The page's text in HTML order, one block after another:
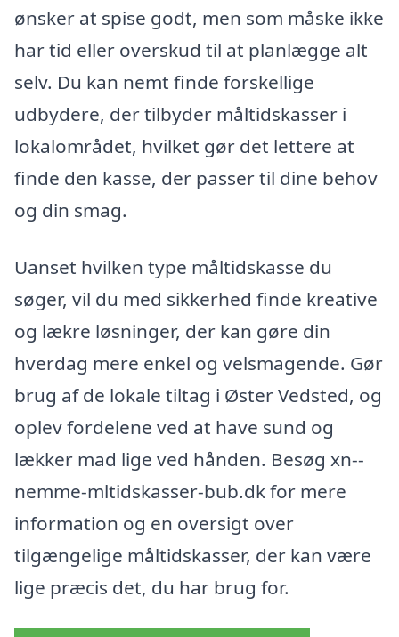
ønsker at spise godt, men som måske ikke
har tid eller overskud til at planlægge alt
selv. Du kan nemt finde forskellige
udbydere, der tilbyder måltidskasser i
lokalområdet, hvilket gør det lettere at
finde den kasse, der passer til dine behov
og din smag.
Uanset hvilken type måltidskasse du
søger, vil du med sikkerhed finde kreative
og lækre løsninger, der kan gøre din
hverdag mere enkel og velsmagende. Gør
brug af de lokale tiltag i Øster Vedsted, og
oplev fordelene ved at have sund og
lækker mad lige ved hånden. Besøg xn--
nemme-mltidskasser-bub.dk for mere
information og en oversigt over
tilgængelige måltidskasser, der kan være
lige præcis det, du har brug for.